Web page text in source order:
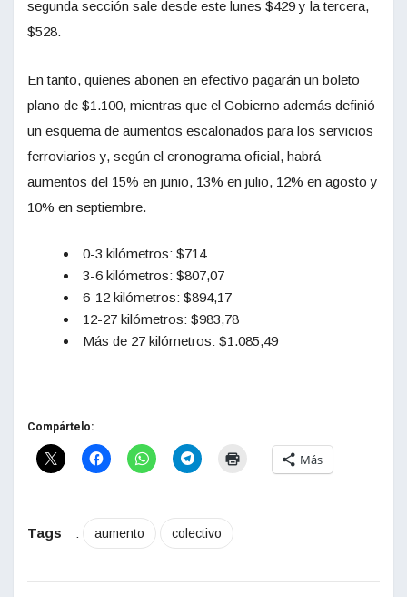
segunda sección sale desde este lunes $429 y la tercera,
$528.
En tanto, quienes abonen en efectivo pagarán un boleto
plano de $1.100, mientras que el Gobierno además definió
un esquema de aumentos escalonados para los servicios
ferroviarios y, según el cronograma oficial, habrá
aumentos del 15% en junio, 13% en julio, 12% en agosto y
10% en septiembre.
0-3 kilómetros: $714
3-6 kilómetros: $807,07
6-12 kilómetros: $894,17
12-27 kilómetros: $983,78
Más de 27 kilómetros: $1.085,49
Compártelo:
Más
Tags : aumento colectivo